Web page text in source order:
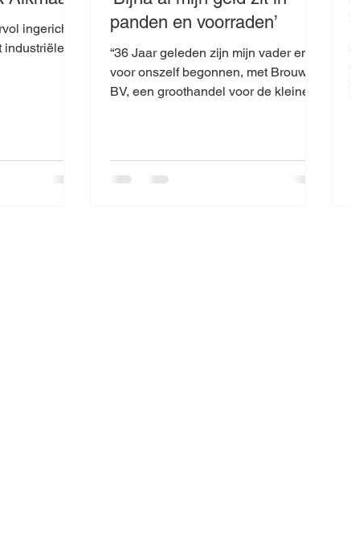
industriële
panden en voorraden’
“36 Jaar geleden zijn mijn vader en ik
voor onszelf begonnen, met Brouwer
BV, een groothandel voor de kleine